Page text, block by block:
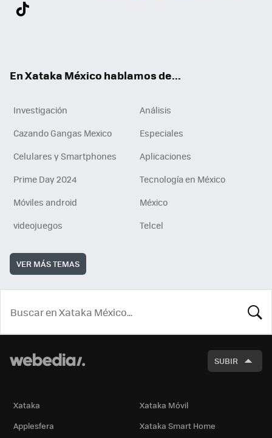
En Xataka México hablamos de...
Investigación
Análisis
Cazando Gangas Mexico
Especiales
Celulares y Smartphones
Aplicaciones
Prime Day 2024
Tecnología en México
Móviles android
México
videojuegos
Telcel
VER MÁS TEMAS
SUBIR
Xataka
Xataka Móvil
Applesfera
Xataka Smart Home